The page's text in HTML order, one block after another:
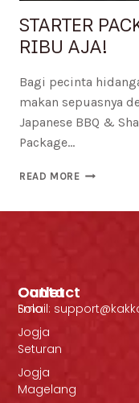
STARTER
RIBU AJA!
Bagi pecinta
makan sepuasnya
Japanese BBQ &
Package…
READ MORE
Outlet
Solo
Jogja
Seturan
Jogja
Magelang
Contact
Email: